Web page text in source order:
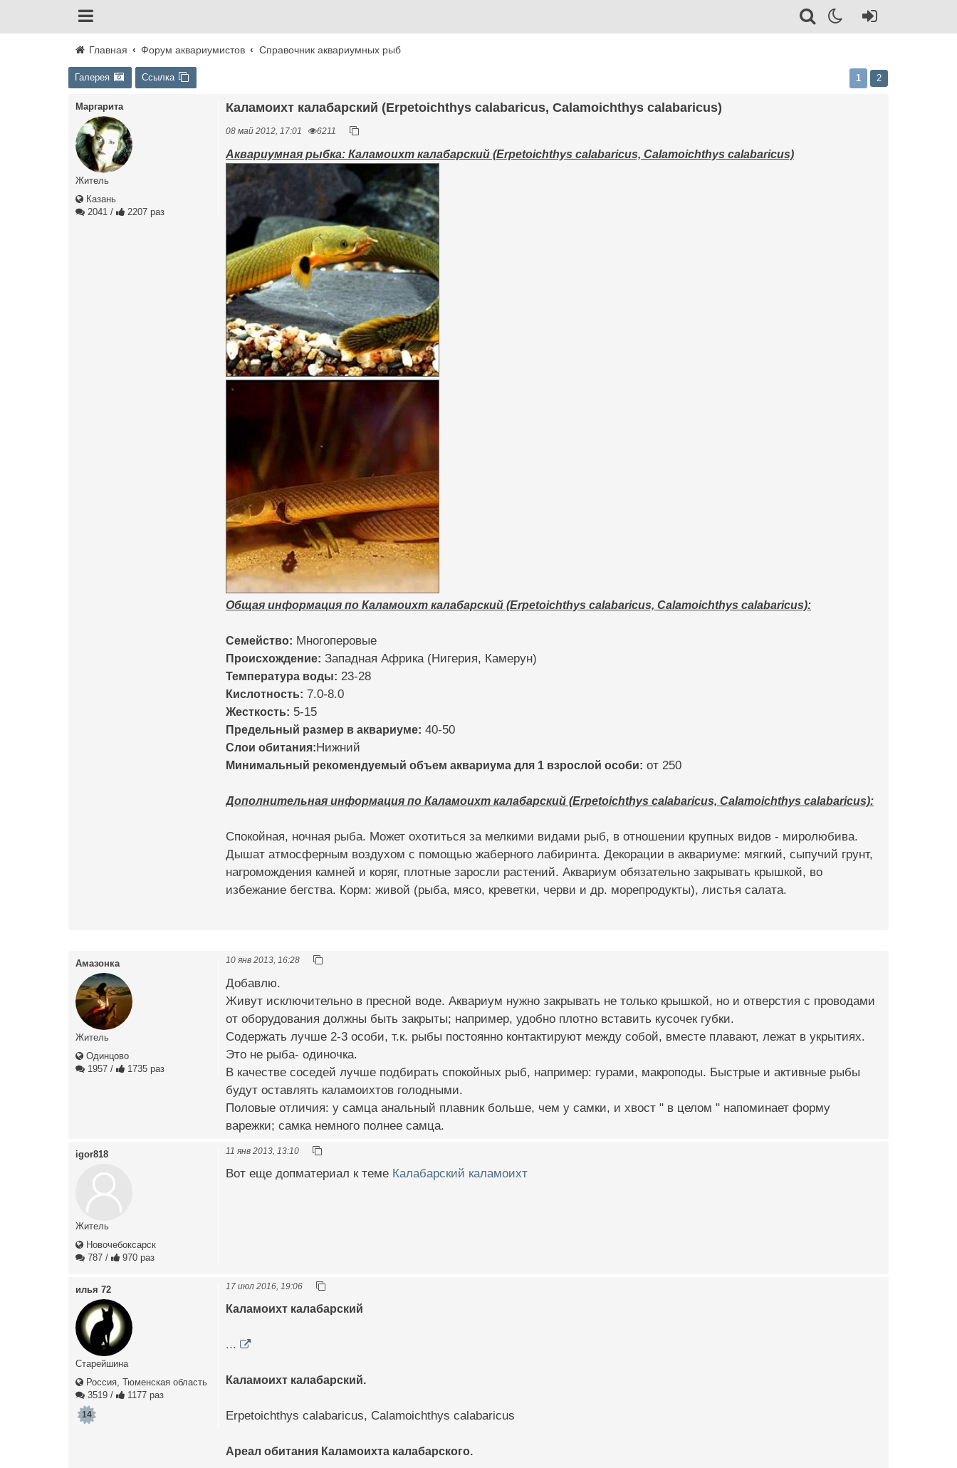
Главная Форум аквариумистов Справочник аквариумных рыб
Галерея Ссылка 1 2
Маргарита
Житель
Казань
2041 / 2207 раз
Каламоихт калабарский (Erpetoichthys calabaricus, Calamoichthys calabaricus)
08 май 2012, 17:01 6211
Аквариумная рыбка: Каламоихт калабарский (Erpetoichthys calabaricus, Calamoichthys calabaricus)
Общая информация по Каламоихт калабарский (Erpetoichthys calabaricus, Calamoichthys calabaricus):
Семейство: Многоперовые
Происхождение: Западная Африка (Нигерия, Камерун)
Температура воды: 23-28
Кислотность: 7.0-8.0
Жесткость: 5-15
Предельный размер в аквариуме: 40-50
Слои обитания:Нижний
Минимальный рекомендуемый объем аквариума для 1 взрослой особи: от 250
Дополнительная информация по Каламоихт калабарский (Erpetoichthys calabaricus, Calamoichthys calabaricus):
Спокойная, ночная рыба. Может охотиться за мелкими видами рыб, в отношении крупных видов - миролюбива.
Дышат атмосферным воздухом с помощью жаберного лабиринта. Декорации в аквариуме: мягкий, сыпучий грунт,
нагромождения камней и коряг, плотные заросли растений. Аквариум обязательно закрывать крышкой, во
избежание бегства. Корм: живой (рыба, мясо, креветки, черви и др. морепродукты), листья салата.
Амазонка
Житель
Одинцово
1957 / 1735 раз
10 янв 2013, 16:28
Добавлю.
Живут исключительно в пресной воде. Аквариум нужно закрывать не только крышкой, но и отверстия с проводами
от оборудования должны быть закрыты; например, удобно плотно вставить кусочек губки.
Содержать лучше 2-3 особи, т.к. рыбы постоянно контактируют между собой, вместе плавают, лежат в укрытиях.
Это не рыба- одиночка.
В качестве соседей лучше подбирать спокойных рыб, например: гурами, макроподы. Быстрые и активные рыбы
будут оставлять каламоихтов голодными.
Половые отличия: у самца анальный плавник больше, чем у самки, и хвост " в целом " напоминает форму
варежки; самка немного полнее самца.
igor818
Житель
Новочебоксарск
787 / 970 раз
11 янв 2013, 13:10
Вот еще допматериал к теме Калабарский каламоихт
илья 72
Старейшина
Россия, Тюменская область
3519 / 1177 раз
14
17 июл 2016, 19:06
Каламоихт калабарский
...
Каламоихт калабарский.
Erpetoichthys calabaricus, Calamoichthys calabaricus
Ареал обитания Каламоихта калабарского.